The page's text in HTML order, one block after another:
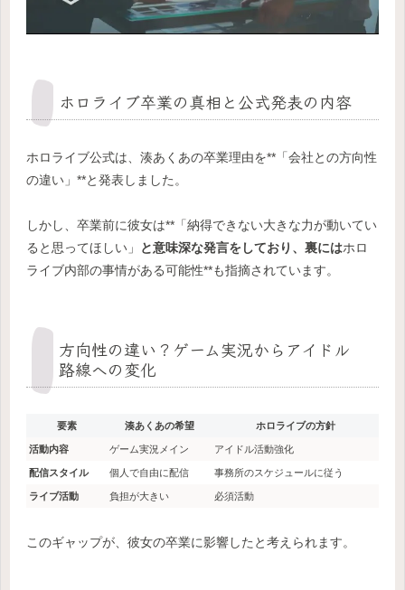
ホロライブ卒業の真相と公式発表の内容
ホロライブ公式は、湊あくあの卒業理由を**「会社との方向性
の違い」**と発表しました。
しかし、卒業前に彼女は**「納得できない大きな力が動いてい
ると思ってほしい」
と意味深な発言をしており、裏にはホロ
ライブ内部の事情がある可能性**も指摘されています。
方向性の違い？ゲーム実況からアイドル
路線への変化
要素 湊あくあの希望 ホロライブの方針
活動内容 ゲーム実況メイン アイドル活動強化
配信スタイル 個人で自由に配信 事務所のスケジュールに従う
ライブ活動 負担が大きい 必須活動
このギャップが、彼女の卒業に影響したと考えられます。